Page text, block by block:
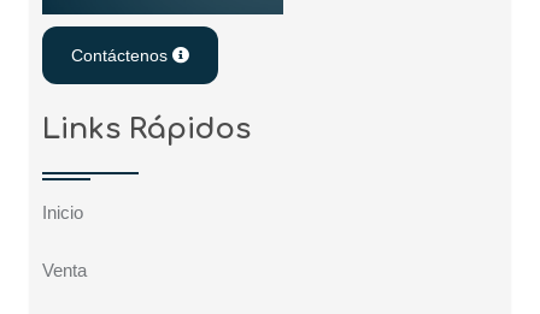
Contáctenos
Links Rápidos
Inicio
Venta